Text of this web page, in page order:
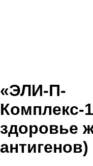
«ЭЛИ-П-
Комплекс-
здоровье
антигенов)